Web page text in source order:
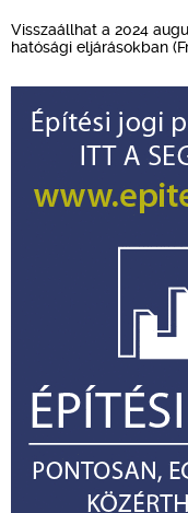
Visszaállhat a 2024
hatósági eljárásokban